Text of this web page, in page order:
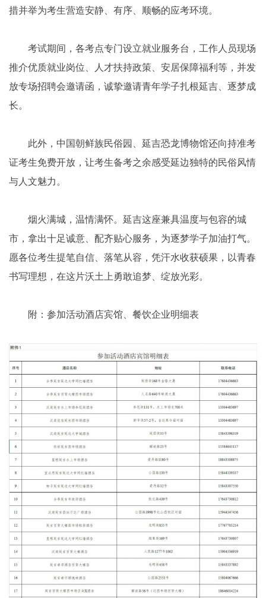
措并举为考生营造安静、有序、顺畅的应考环境。
考试期间，各考点专门设立就业服务台，工作人员现场
推介优质就业岗位、人才扶持政策、安居保障福利等，并发
放专场招聘会邀请函，诚挚邀请青年学子扎根延吉、逐梦成
长。
此外，中国朝鲜族民俗园、延吉恐龙博物馆还向持准考
证考生免费开放，让考生备考之余感受延边独特的民俗风情
与人文魅力。
烟火满城，温情满怀。延吉这座兼具温度与包容的城
市，拿出十足诚意、配齐贴心服务，为逐梦学子加油打气。
愿各位考生提笔自信、落笔从容，凭汗水收获硕果，以青春
书写理想，在这片沃土上勇敢追梦、绽放光彩。
附：参加活动酒店宾馆、餐饮企业明细表